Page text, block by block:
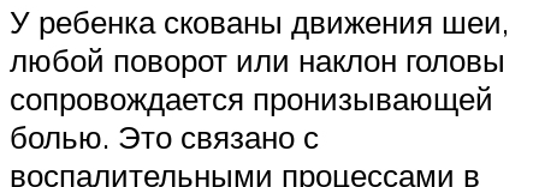
У ребенка скованы движения шеи,
любой поворот или наклон головы
сопровождается пронизывающей
болью. Это связано с
воспалительными процессами в